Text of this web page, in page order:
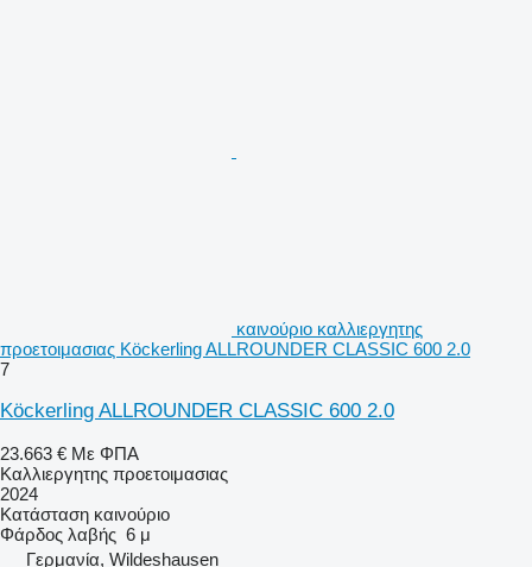
καινούριο καλλιεργητης
προετοιμασιας Köckerling ALLROUNDER CLASSIC 600 2.0
7
Köckerling ALLROUNDER CLASSIC 600 2.0
23.663 € Με ΦΠΑ
Καλλιεργητης προετοιμασιας
2024
Κατάσταση καινούριο
Φάρδος λαβής 6 μ
Γερμανία, Wildeshausen